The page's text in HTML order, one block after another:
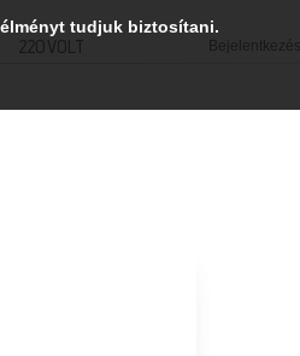
Bejelentkezés
220VOLT
tudjuk biztosítani.